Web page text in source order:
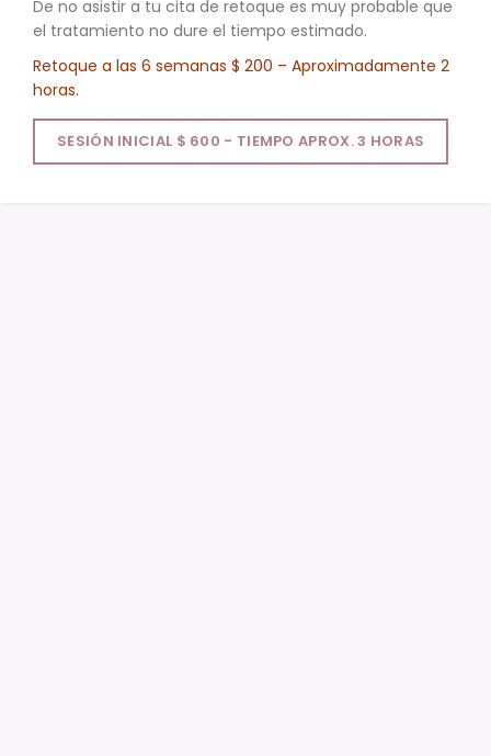
De no asistir a tu cita de retoque es muy probable que
el tratamiento no dure el tiempo estimado.
Retoque a las 6 semanas $ 200 – Aproximadamente 2
horas.
SESIÓN INICIAL $ 600 - TIEMPO APROX. 3 HORAS